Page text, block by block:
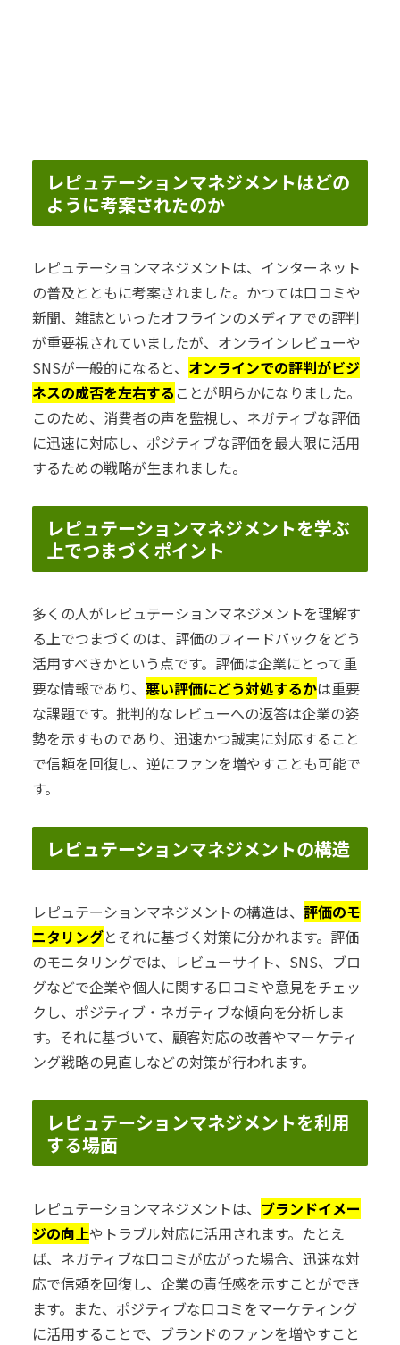
レピュテーションマネジメントはどの
ように考案されたのか
レピュテーションマネジメントは、インターネット
の普及とともに考案されました。かつては口コミや
新聞、雑誌といったオフラインのメディアでの評判
が重要視されていましたが、オンラインレビューや
SNSが一般的になると、 オンラインでの評判がビジ
ネスの成否を左右する ことが明らかになりました。
このため、消費者の声を監視し、ネガティブな評価
に迅速に対応し、ポジティブな評価を最大限に活用
するための戦略が生まれました。
レピュテーションマネジメントを学ぶ
上でつまづくポイント
多くの人がレピュテーションマネジメントを理解す
る上でつまづくのは、評価のフィードバックをどう
活用すべきかという点です。評価は企業にとって重
要な情報であり、 悪い評価にどう対処するかは重要
な課題です。批判的なレビューへの返答は企業の姿
勢を示すものであり、迅速かつ誠実に対応すること
で信頼を回復し、逆にファンを増やすことも可能で
す。
レピュテーションマネジメントの構造
レピュテーションマネジメントの構造は、 評価のモ
ニタリングとそれに基づく対策に分かれます。評価
のモニタリングでは、レビューサイト、SNS、ブロ
グなどで企業や個人に関する口コミや意見をチェッ
クし、ポジティブ・ネガティブな傾向を分析しま
す。それに基づいて、顧客対応の改善やマーケティ
ング戦略の見直しなどの対策が行われます。
レピュテーションマネジメントを利用
する場面
レピュテーションマネジメントは、 ブランドイメー
ジの向上やトラブル対応に活用されます。たとえ
ば、ネガティブな口コミが広がった場合、迅速な対
応で信頼を回復し、企業の責任感を示すことができ
ます。また、ポジティブな口コミをマーケティング
に活用することで、ブランドのファンを増やすこと